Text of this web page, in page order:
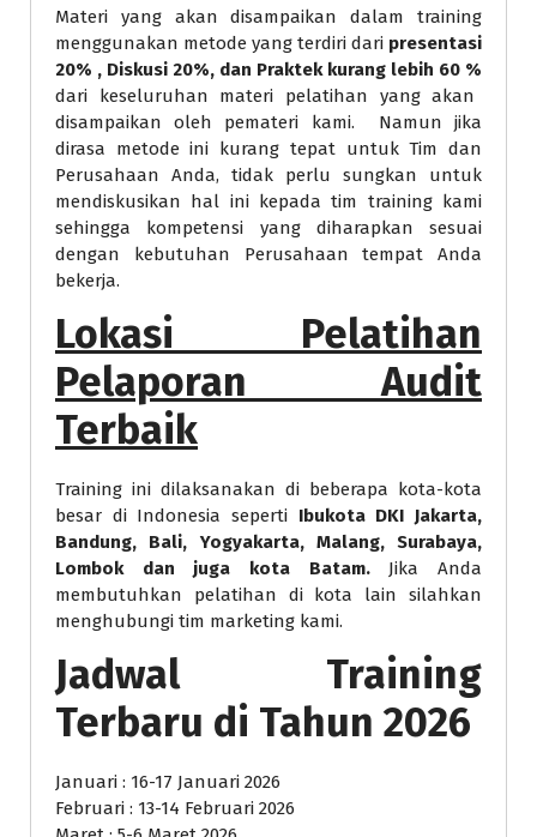
Materi yang akan disampaikan dalam training
menggunakan metode yang terdiri dari presentasi
20% , Diskusi 20%, dan Praktek kurang lebih 60 %
dari keseluruhan materi pelatihan yang akan
disampaikan oleh pemateri kami. Namun jika
dirasa metode ini kurang tepat untuk Tim dan
Perusahaan Anda, tidak perlu sungkan untuk
mendiskusikan hal ini kepada tim training kami
sehingga kompetensi yang diharapkan sesuai
dengan kebutuhan Perusahaan tempat Anda
bekerja.
Lokasi Pelatihan
Pelaporan Audit
Terbaik
Training ini dilaksanakan di beberapa kota-kota
besar di Indonesia seperti Ibukota DKI Jakarta,
Bandung, Bali, Yogyakarta, Malang, Surabaya,
Lombok dan juga kota Batam.Jika Anda
membutuhkan pelatihan di kota lain silahkan
menghubungi tim marketing kami.
Jadwal Training
Terbaru di Tahun 2026
Januari : 16-17 Januari 2026
Februari : 13-14 Februari 2026